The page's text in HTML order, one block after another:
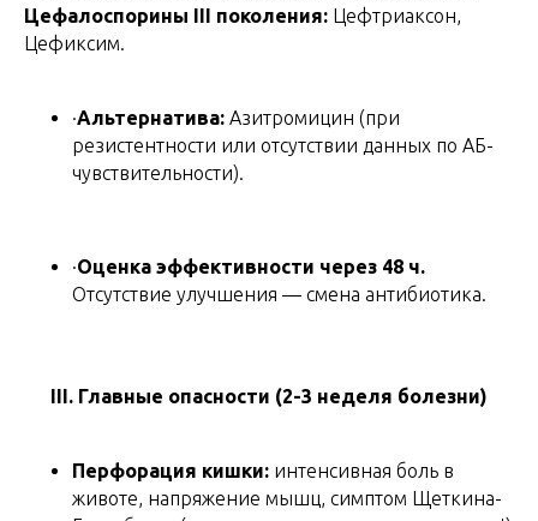
Цефалоспорины III поколения: Цефтриаксон,
Цефиксим.
·Альтернатива: Азитромицин (при
резистентности или отсутствии данных по АБ-
чувствительности).
·Оценка эффективности через 48 ч.
Отсутствие улучшения — смена антибиотика.
III. Главные опасности (2-3 неделя болезни)
Перфорация кишки: интенсивная боль в
животе, напряжение мышц, симптом Щеткина-